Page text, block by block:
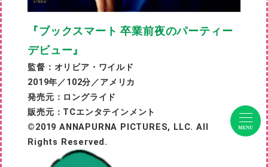
MENU
『ブックスマート 卒業前夜のパーティー
デビュー』
監督：オリビア・ワイルド
2019年／102分／アメリカ
発売元：ロングライド
販売元：TCエンタテインメント
©2019 ANNAPURNA PICTURES, LLC. All
Rights Reserved.